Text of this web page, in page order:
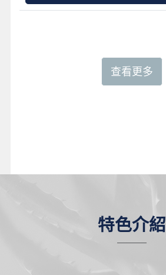
特色介紹
查看更多